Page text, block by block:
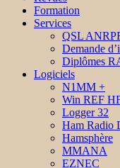
Formation
Services
QSL
Demande
Diplômes
Logiciels
N1MM +
Win REF
Logger 32
Ham Radio
Hamsphère
MMANA
EZNEC